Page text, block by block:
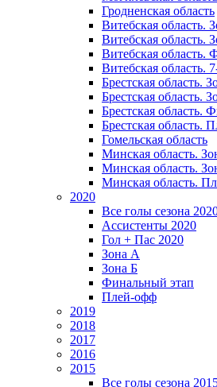
Гродненская область
Витебская область.
Витебская область.
Витебская область.
Витебская область.
Брестская область.
Брестская область.
Брестская область.
Брестская область.
Гомельская область
Минская область.
Минская область.
Минская область.
2020
Все голы сезона
Ассистенты 2020
Гол + Пас 2020
Зона А
Зона Б
Финальный этап
Плей-офф
2019
2018
2017
2016
2015
Все голы сезона